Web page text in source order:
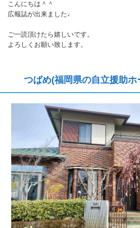
こんにちは＾＾
広報誌が出来ました♩
ご一読頂けたら嬉しいです。
よろしくお願い致します。
つばめ(福岡県の自立援助ホ